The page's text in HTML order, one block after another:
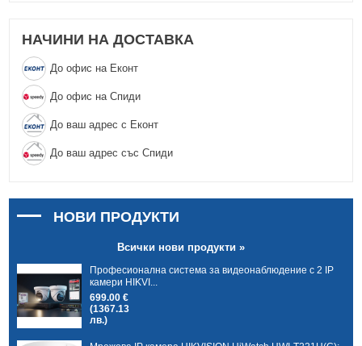
НАЧИНИ НА ДОСТАВКА
До офис на Еконт
До офис на Спиди
До ваш адрес с Еконт
До ваш адрес със Спиди
НОВИ ПРОДУКТИ
Всички нови продукти »
Професионална система за видеонаблюдение с 2 IP
камери HIKVI...
699.00 €
(1367.13
лв.)